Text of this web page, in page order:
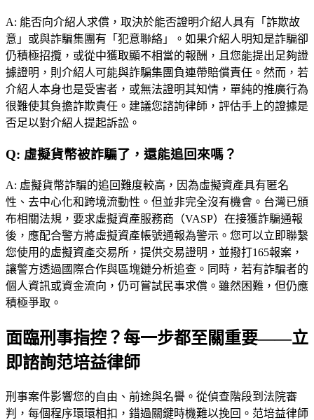
A: 能否向介紹人求償，取決於能否證明介紹人具有「詐欺故
意」或與詐騙集團有「犯意聯絡」。如果介紹人明知是詐騙卻
仍積極招攬，或從中獲取顯不相當的報酬，且您能提出足夠證
據證明，則介紹人可能與詐騙集團負連帶賠償責任。然而，若
介紹人本身也是受害者，或無法證明其知情，單純的推廣行為
很難使其負擔詐欺責任。建議您諮詢律師，評估手上的證據是
否足以對介紹人提起訴訟。
Q: 虛擬貨幣被詐騙了，還能追回來嗎？
A: 虛擬貨幣詐騙的追回難度較高，因為虛擬資產具有匿名
性、去中心化和跨境流動性。但並非完全沒有機會。台灣已頒
布相關法規，要求虛擬資產服務商（VASP）在接獲詐騙通報
後，應配合警方將虛擬資產帳號通報為警示。您可以立即聯繫
您使用的虛擬資產交易所，提供交易證明，並撥打165報案，
讓警方透過國際合作與區塊鏈分析追查。同時，若有詐騙者的
個人資訊或資金流向，仍可嘗試民事求償。雖然困難，但仍應
積極爭取。
面臨刑事指控？每一步都至關重要——立
即諮詢范培益律師
刑事案件影響您的自由、前途與名譽。從偵查階段到法院審
判，每個程序環環相扣，錯過關鍵時機難以挽回。 范培益律師